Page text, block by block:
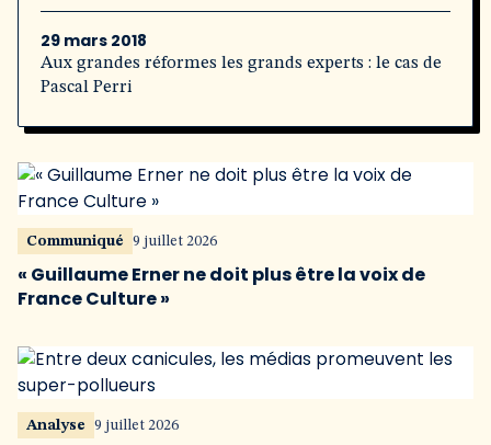
29 mars 2018
Aux grandes réformes les grands experts : le cas de
Pascal Perri
Communiqué 9 juillet 2026
« Guillaume Erner ne doit plus être la voix de
France Culture »
Analyse 9 juillet 2026